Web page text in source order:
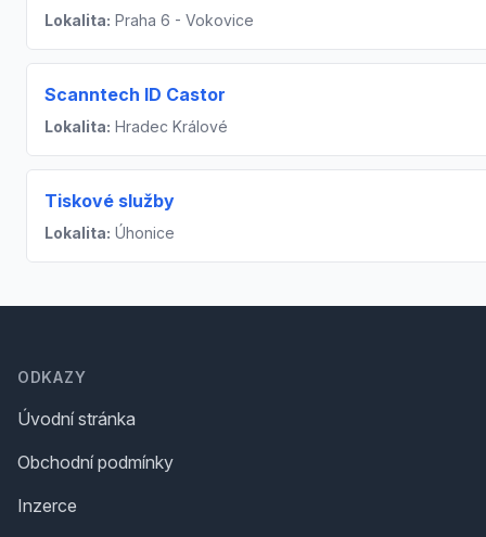
Lokalita: Praha 6 - Vokovice
Scanntech ID Castor
Lokalita: Hradec Králové
Tiskové služby
Lokalita: Úhonice
ODKAZY
Úvodní stránka
Obchodní podmínky
Inzerce